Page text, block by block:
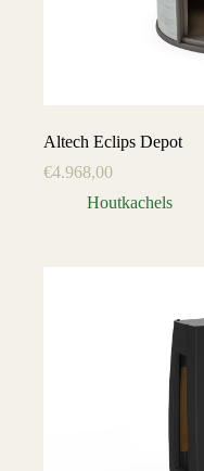
Altech Eclips Depot
€4.968,00
Houtkachels